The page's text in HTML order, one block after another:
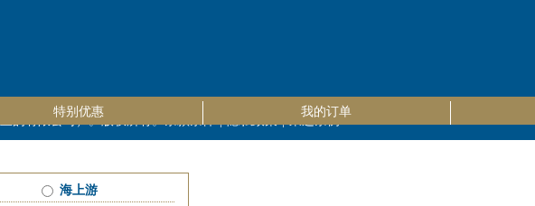
特别优惠 我的订单
海上游
的有限公司）。版权所有。 乘运条例